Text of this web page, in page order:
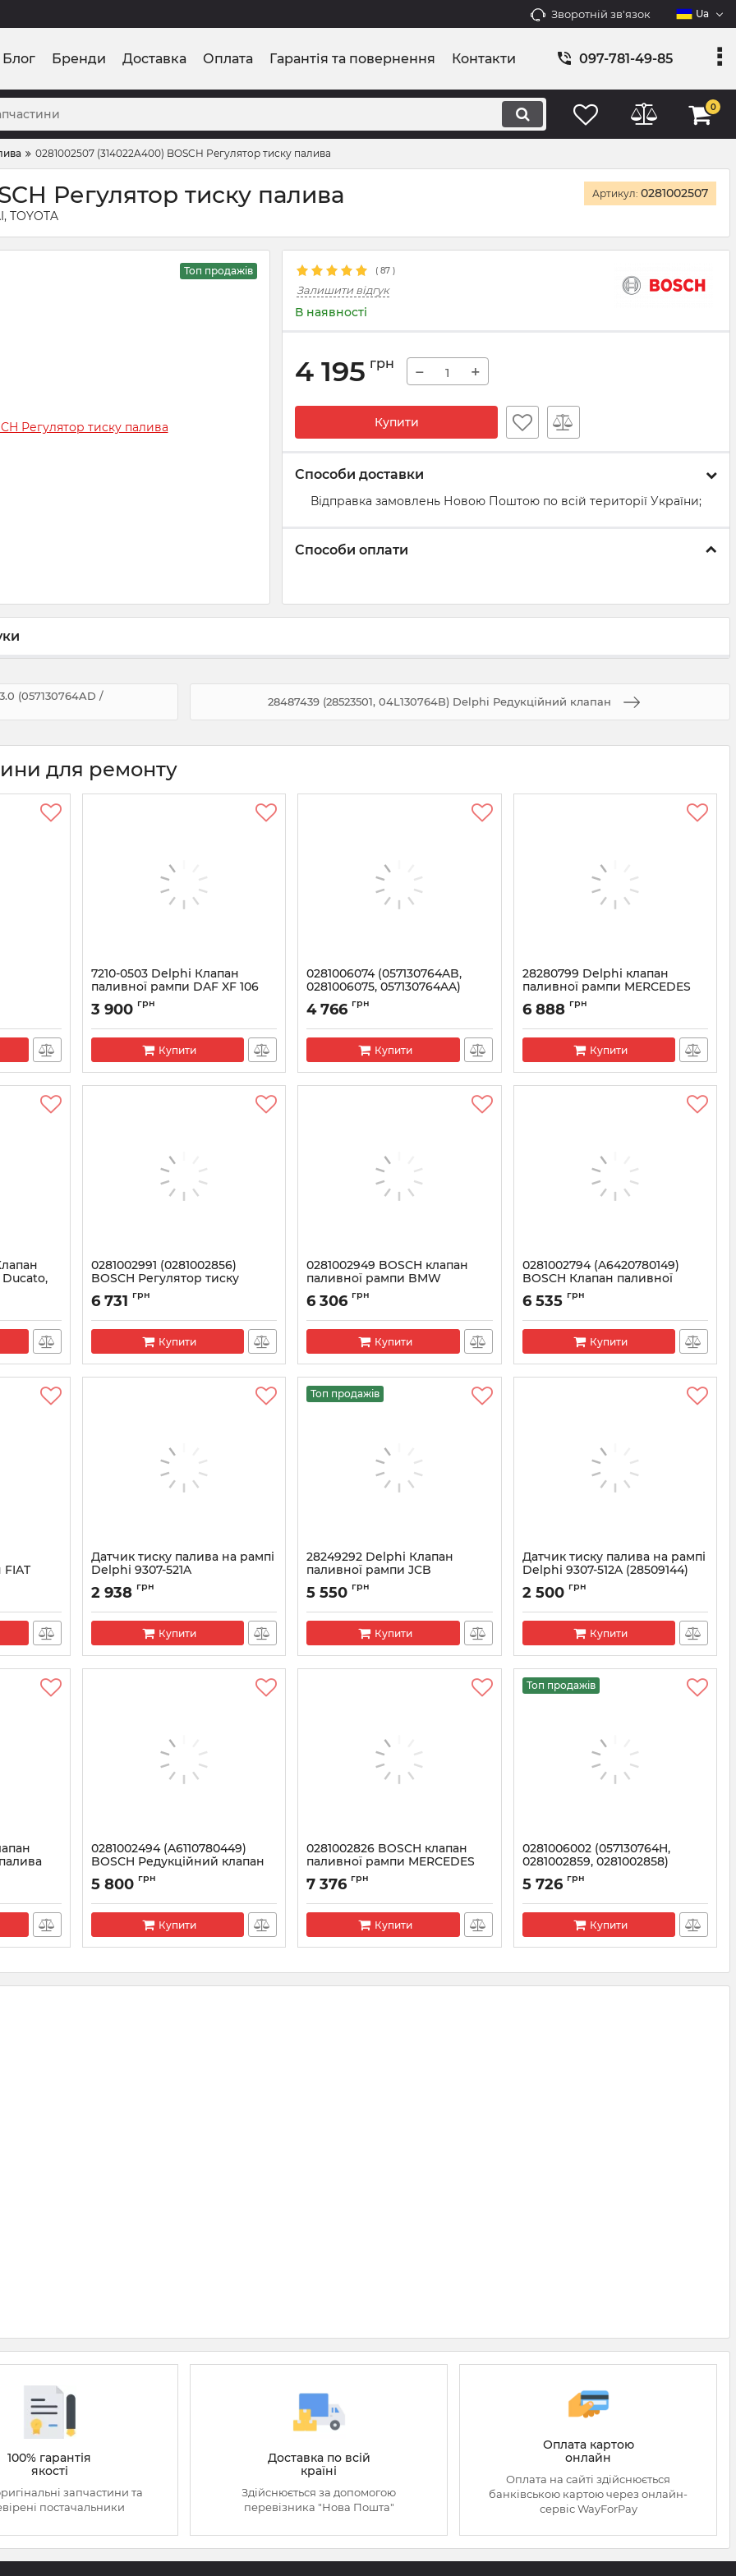
Зворотній зв'язок Ua
Блог Бренди Доставка Оплата Гарантія та повернення Контакти 097-781-49-85
0
0281002507 (314022A400) BOSCH Регулятор тиску палива
Регулятор тиску палива
TOYOTA
Артикул: 0281002507
Топ продажів ( 87 )
Залишити відгук
В наявності
4 195 грн − +
Купити
Способи доставки
Відправка замовлень Новою Поштою по всій території України;
Способи оплати
(057130764AD /
28487439 (28523501, 04L130764B) Delphi Редукційний клапан
для ремонту
7210-0503 Delphi Клапан
паливної рампи DAF XF 106
Артикул: 7210-0503
3 900 грн
Купити
0281006074 (057130764AB,
0281006075, 057130764AA)
BOSCH Клапан паливної
рампи VAG
Артикул: 0281006074
4 766 грн
Купити
28280799 Delphi клапан
паливної рампи MERCEDES
W212 2.2 CDI (5248658634)
Артикул:
6 888 грн
Купити
0281002991 (0281002856)
BOSCH Регулятор тиску
палива VW Crafter, Phaeton,
Touareg
Артикул: 0281002991
6 731 грн
Купити
0281002949 BOSCH клапан
паливної рампи BMW
Артикул: 0281002949
6 306 грн
Купити
0281002794 (A6420780149)
BOSCH Клапан паливної
рампи Mercedes Sprinter,
Viano, Vito 2.2
Артикул: 0281002794
6 535 грн
Купити
FIAT
Датчик тиску палива на рампі
Delphi 9307-521A
Артикул: 28389851
2 938 грн
Купити
Топ продажів
28249292 Delphi Клапан
паливної рампи JCB
Артикул: 28249292
5 550 грн
Купити
Датчик тиску палива на рампі
Delphi 9307-512A (28509144)
Артикул: 28509144
2 500 грн
Купити
0281002494 (A6110780449)
BOSCH Редукційний клапан
BMW, Mercedes, SMART
Артикул:
5 800 грн
Купити
0281002826 BOSCH клапан
паливної рампи MERCEDES
(6420780249)
Артикул:
7 376 грн
Купити
Топ продажів
0281006002 (057130764H,
0281002859, 0281002858)
BOSCH Регулятор тиску
палива VW 2.0 / 2.7 / 3.0 TDI
Артикул: 0281006002
5 726 грн
Купити
100% гарантія
якості
запчастини та
постачальники
Доставка по всій
країні
Здійснюється за допомогою
перевізника "Нова Пошта"
Оплата картою
онлайн
Оплата на сайті здійснюється
банківською картою через онлайн-
сервіс WayForPay